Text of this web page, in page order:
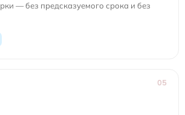
— без предсказуемого срока и без
05